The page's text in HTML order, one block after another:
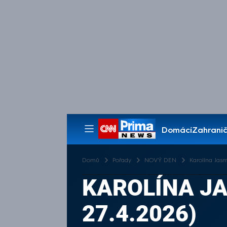
Domácí
Pořady
Domů Pořady NOVÝ DEN Karolína
KAROLÍNA
27.4.2026)